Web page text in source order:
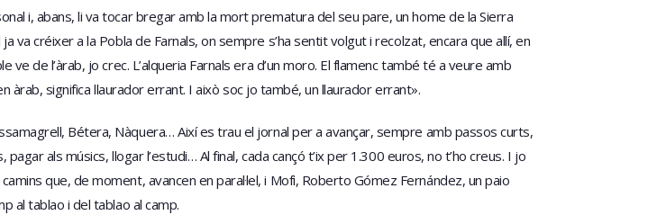
i, abans, li va tocar bregar amb la mort prematura del seu pare, un home de la Sierra
va créixer a la Pobla de Farnals, on sempre s’ha sentit volgut i recolzat, encara que allí, en
de l’àrab, jo crec. L’alqueria Farnals era d’un moro. El flamenc també té a veure amb
àrab, significa llaurador errant. I això soc jo també, un llaurador errant».
Bétera, Nàquera… Així es trau el jornal per a avançar, sempre amb passos curts,
als músics, llogar l’estudi… Al final, cada cançó t’ix per 1.300 euros, no t’ho creus. I jo
que, de moment, avancen en paral·lel, i Mofi, Roberto Gómez Fernández, un paio
al tablao i del tablao al camp.